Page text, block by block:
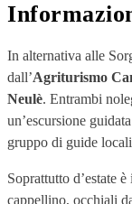
In alternativa alle
dall’Agriturismo
Neulè. Entrambi
un’escursione
gruppo di guide
Soprattutto d’estate
cappellino, occhiali